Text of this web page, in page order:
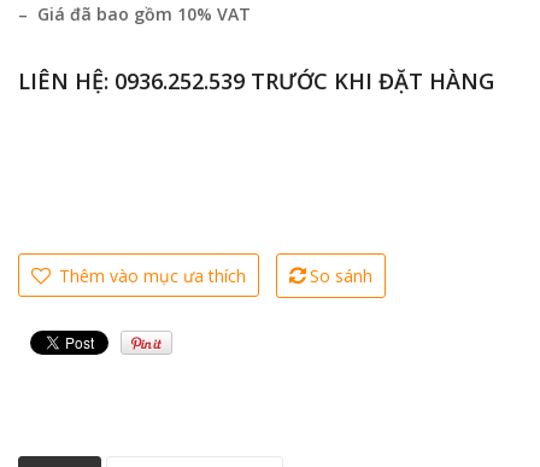
– Giá đã bao gồm 10% VAT
LIÊN HỆ: 0936.252.539 TRƯỚC KHI ĐẶT HÀNG
Thêm vào mục ưa thích So sánh